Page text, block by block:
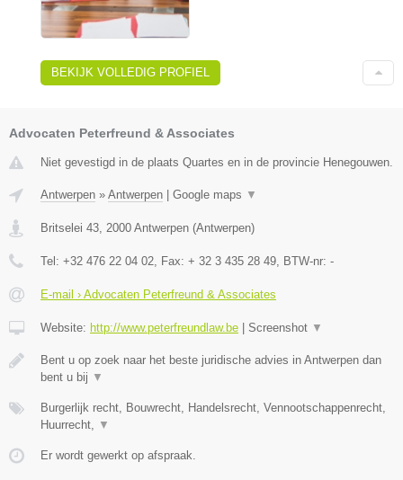
BEKIJK VOLLEDIG PROFIEL
Advocaten Peterfreund & Associates
Niet gevestigd in de plaats Quartes en in de provincie Henegouwen.
Antwerpen » Antwerpen Google maps ▼
Britselei 43 2000 Antwerpen (Antwerpen)
Tel: +32 476 22 04 02 , Fax: + 32 3 435 28 49 , BTW-nr: -
E-mail › Advocaten Peterfreund & Associates
Website: http://www.peterfreundlaw.be Screenshot ▼
Bent u op zoek naar het beste juridische advies in Antwerpen dan
bent u bij ▼
Burgerlijk recht, Bouwrecht, Handelsrecht, Vennootschappenrecht,
Huurrecht,
▼
Er wordt gewerkt op afspraak.